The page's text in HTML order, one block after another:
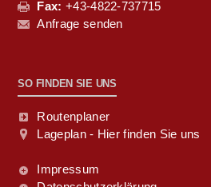
Fax: +43-4822-737715
Anfrage senden
SO FINDEN SIE UNS
Routenplaner
Lageplan - Hier finden Sie uns
Impressum